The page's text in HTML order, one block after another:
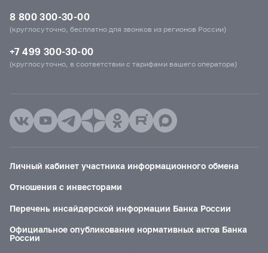
8 800 300-30-00
(круглосуточно, бесплатно для звонков из регионов России)
+7 499 300-30-00
(круглосуточно, в соответствии с тарифами вашего оператора)
Личный кабинет участника информационного обмена
Отношения с инвесторами
Перечень инсайдерской информации Банка России
Официальное опубликование нормативных актов Банка
России